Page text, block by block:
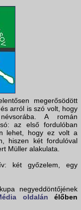
megerősödött
arról is szó volt, hogy
A román
az első fordulóban
lehet, hogy ez volt a
hiszen két fordulóval
Müller alakulata.
két győzelem, egy
negyeddöntőjének
oldalán
élőben